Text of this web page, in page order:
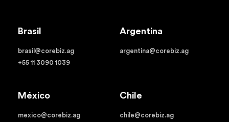
Brasil
brasil@corebiz.ag
+55 11 3090 1039
Argentina
argentina@corebiz.ag
México
mexico@corebiz.ag
Chile
chile@corebiz.ag